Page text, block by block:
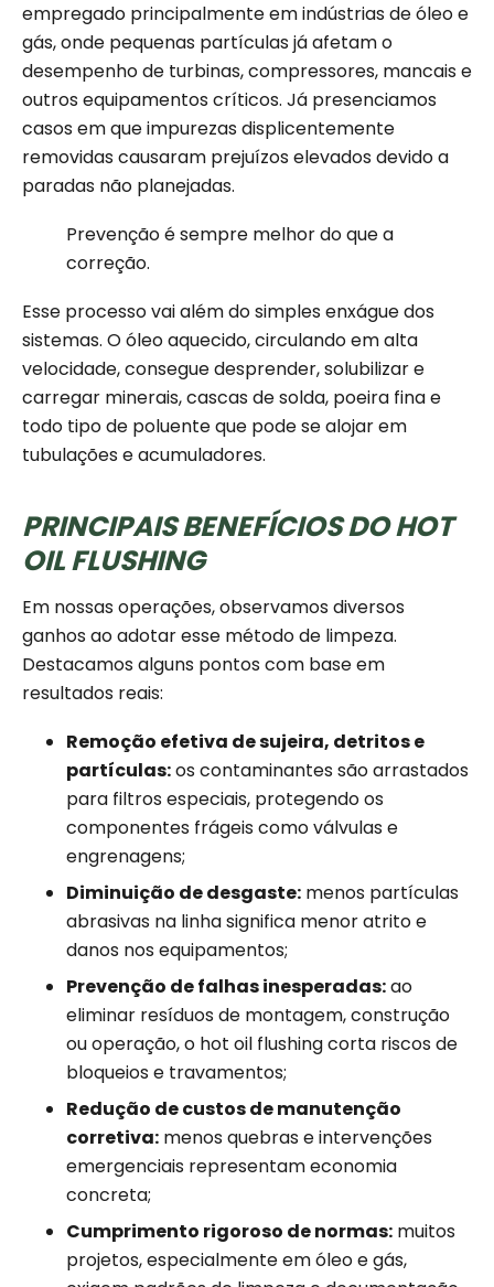
empregado principalmente em indústrias de óleo e
gás, onde pequenas partículas já afetam o
desempenho de turbinas, compressores, mancais e
outros equipamentos críticos. Já presenciamos
casos em que impurezas displicentemente
removidas causaram prejuízos elevados devido a
paradas não planejadas.
Prevenção é sempre melhor do que a
correção.
Esse processo vai além do simples enxágue dos
sistemas. O óleo aquecido, circulando em alta
velocidade, consegue desprender, solubilizar e
carregar minerais, cascas de solda, poeira fina e
todo tipo de poluente que pode se alojar em
tubulações e acumuladores.
PRINCIPAIS BENEFÍCIOS DO HOT
OIL FLUSHING
Em nossas operações, observamos diversos
ganhos ao adotar esse método de limpeza.
Destacamos alguns pontos com base em
resultados reais:
Remoção efetiva de sujeira, detritos e
partículas:os contaminantes são arrastados
para filtros especiais, protegendo os
componentes frágeis como válvulas e
engrenagens;
Diminuição de desgaste: menos partículas
abrasivas na linha significa menor atrito e
danos nos equipamentos;
Prevenção de falhas inesperadas:ao
eliminar resíduos de montagem, construção
ou operação, o hot oil flushing corta riscos de
bloqueios e travamentos;
Redução de custos de manutenção
corretiva: menos quebras e intervenções
emergenciais representam economia
concreta;
Cumprimento rigoroso de normas: muitos
projetos, especialmente em óleo e gás,